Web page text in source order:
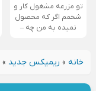
تو مزرعه مشغول کار و
شخمم اگر که محصول
نمیده به من چه –
خانه» ریمیکس جدید »